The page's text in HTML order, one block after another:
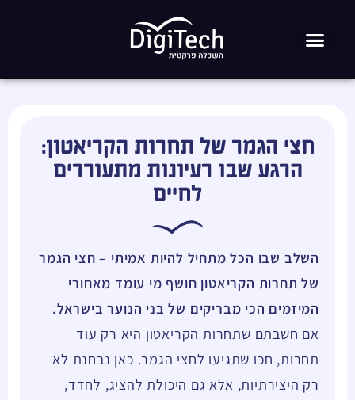
חצי הגמר של תחרות הקריאטון:
הרגע שבו רעיונות מתעוררים
לחיים
השלב שבו הכל מתחיל להיות אמיתי – חצי הגמר
של תחרות הקריאטון חושף מי עומד מאחורי
המיזמים הכי מבריקים של בני הנוער בישראל.
אם חשבתם שתחרות הקריאטון היא רק עוד
תחרות, חכו שתגיעו לחצי הגמר. כאן נבחנת לא
רק היצירתיות, אלא גם היכולת להציג, לחדד,